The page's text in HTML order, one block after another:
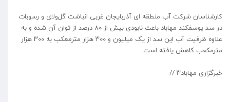
کارشناسان شرکت آب منطقه ای آذربایجان غربی انباشت گل‌ولای و رسوبات
در سد یوسفکند مهاباد باعث نابودی بیش از ٨٠ درصد از توان آن شدە و بە
علاوە ظرفیت آب این سد از یک میلیون و ٣٠٠ هزار مترمعکب بە ٣٠٠ هزار
مترمکعب کاهش یافته است. ⁦
خبرگزاری مهاباد۳ ⁦//